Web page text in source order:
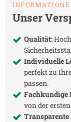
Unser
Qualität:
Individuelle
perfekt zu
passen.
Fachkundige
von der
Transparente